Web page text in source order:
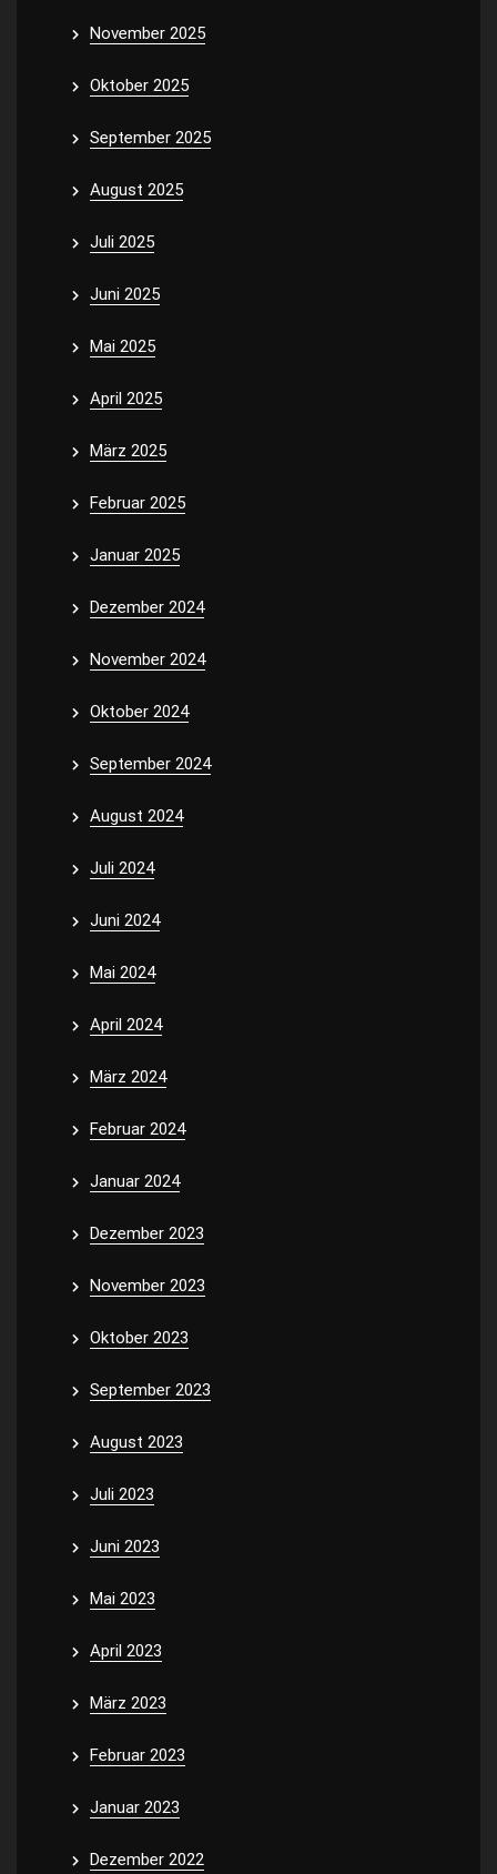
November 2025
Oktober 2025
September 2025
August 2025
Juli 2025
Juni 2025
Mai 2025
April 2025
März 2025
Februar 2025
Januar 2025
Dezember 2024
November 2024
Oktober 2024
September 2024
August 2024
Juli 2024
Juni 2024
Mai 2024
April 2024
März 2024
Februar 2024
Januar 2024
Dezember 2023
November 2023
Oktober 2023
September 2023
August 2023
Juli 2023
Juni 2023
Mai 2023
April 2023
März 2023
Februar 2023
Januar 2023
Dezember 2022